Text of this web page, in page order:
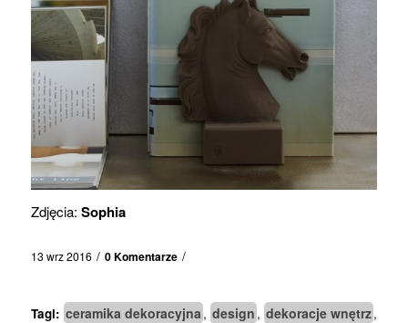
Zdjęcia: Sophia
13 wrz 2016 / 0 Komentarze /
Tagi: ceramika dekoracyjna , design , dekoracje wnętrz,